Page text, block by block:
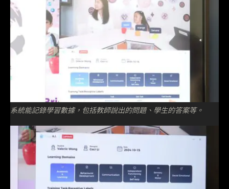
系統能記錄學習數據，包括教師說出的問題、學生的答案等。